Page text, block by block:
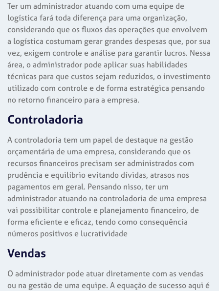
Ter um administrador atuando com uma equipe de
logística fará toda diferença para uma organização,
considerando que os fluxos das operações que envolvem
a logística costumam gerar grandes despesas que, por sua
vez, exigem controle e análise para garantir lucros. Nessa
área, o administrador pode aplicar suas habilidades
técnicas para que custos sejam reduzidos, o investimento
utilizado com controle e de forma estratégica pensando
no retorno financeiro para a empresa.
Controladoria
A controladoria tem um papel de destaque na gestão
orçamentária de uma empresa, considerando que os
recursos financeiros precisam ser administrados com
prudência e equilíbrio evitando dívidas, atrasos nos
pagamentos em geral. Pensando nisso, ter um
administrador atuando na controladoria de uma empresa
vai possibilitar controle e planejamento financeiro, de
forma eficiente e eficaz, tendo como consequência
números positivos e lucratividade
Vendas
O administrador pode atuar diretamente com as vendas
ou na gestão de uma equipe. A equação de sucesso aqui é